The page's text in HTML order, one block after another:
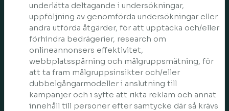
underlätta deltagande i undersökningar,
uppföljning av genomförda undersökningar eller
andra utförda åtgärder, för att upptäcka och/eller
förhindra bedrägerier, research om
onlineannonsers effektivitet,
webbplatsspårning och målgruppsmätning, för
att ta fram målgruppsinsikter och/eller
dubbelgångarmodeller i anslutning till
kampanjer och i syfte att rikta reklam och annat
innehåll till personer efter samtycke där så krävs